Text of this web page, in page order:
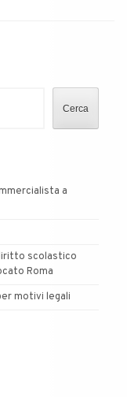
Cerca
a
scolastico
Roma
motivi legali